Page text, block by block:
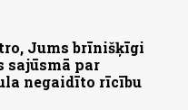
Jums brīnišķīgi
sajūsmā par
negaidīto rīcību